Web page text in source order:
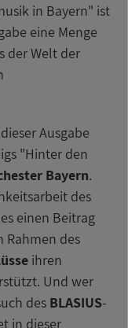
in Bayern" ist
eine Menge
der Welt der
Ausgabe
"Hinter den
Bayern.
des
einen Beitrag
Rahmen des
ihren
Und wer
des BLASIUS-
in dieser